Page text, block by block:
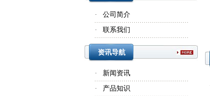
· 公司简介
· 联系我们
资讯导航
· 新闻资讯
· 产品知识